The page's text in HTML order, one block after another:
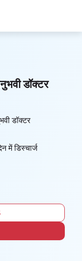
डॉक्टर
डॉक्टर
में डिस्चार्ज